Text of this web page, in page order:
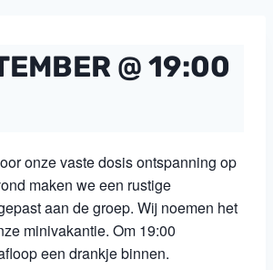
@ 19:00
onze vaste dosis ontspanning op
maken we een rustige
aan de groep. Wij noemen het
minivakantie. Om 19:00
een drankje binnen.